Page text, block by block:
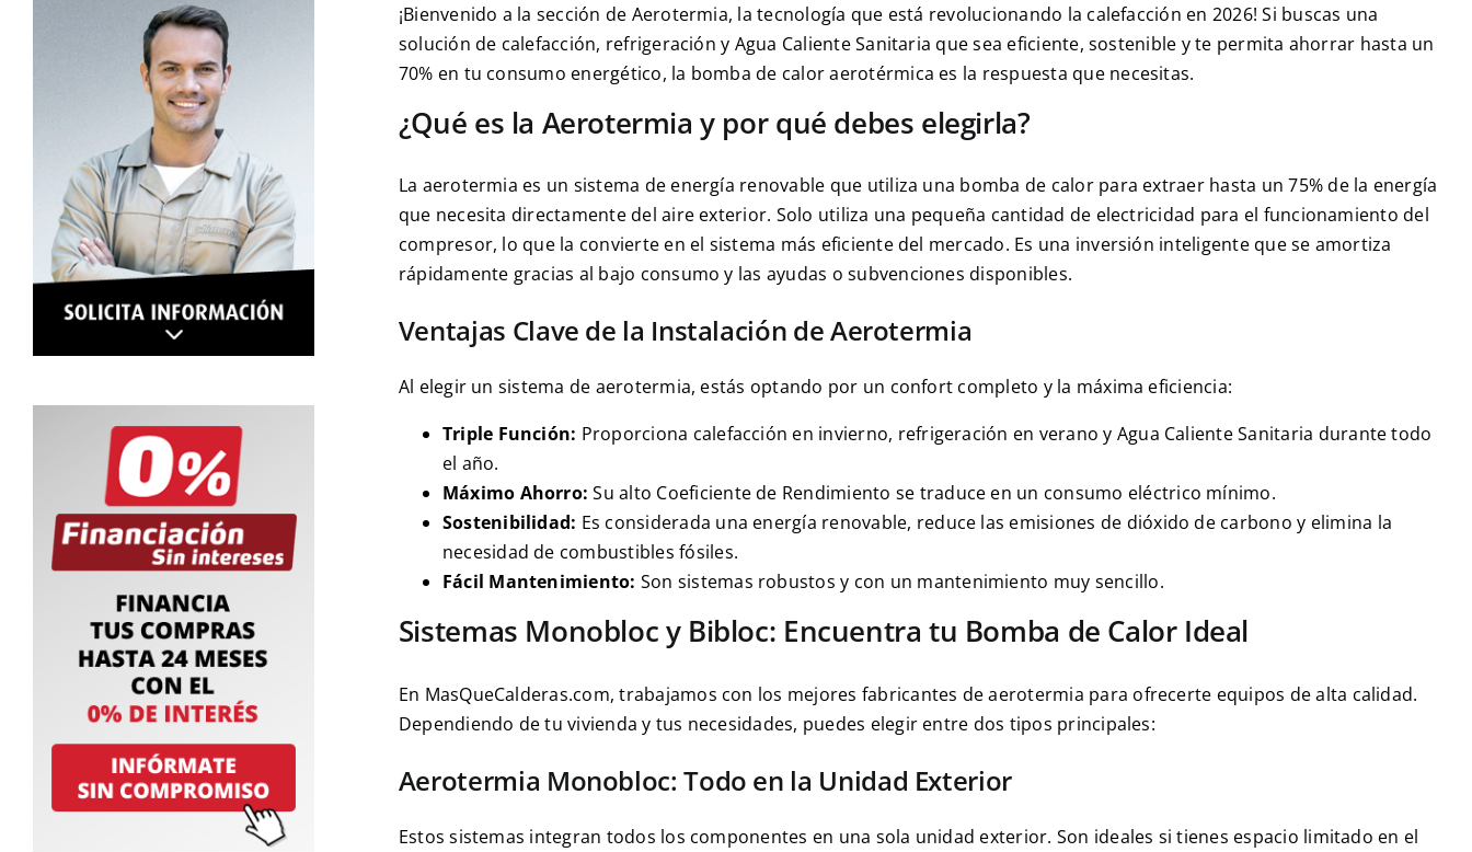
¡Bienvenido a la sección de Aerotermia, la tecnología que está revolucionando la calefacción en 2026! Si buscas una
solución de calefacción, refrigeración y Agua Caliente Sanitaria que sea eficiente, sostenible y te permita ahorrar hasta un
70% en tu consumo energético, la bomba de calor aerotérmica es la respuesta que necesitas.
¿Qué es la Aerotermia y por qué debes elegirla?
La aerotermia es un sistema de energía renovable que utiliza una bomba de calor para extraer hasta un 75% de la energía
que necesita directamente del aire exterior. Solo utiliza una pequeña cantidad de electricidad para el funcionamiento del
compresor, lo que la convierte en el sistema más eficiente del mercado. Es una inversión inteligente que se amortiza
rápidamente gracias al bajo consumo y las ayudas o subvenciones disponibles.
Ventajas Clave de la Instalación de Aerotermia
Al elegir un sistema de aerotermia, estás optando por un confort completo y la máxima eficiencia:
Triple Función: Proporciona calefacción en invierno, refrigeración en verano y Agua Caliente Sanitaria durante todo
el año.
Máximo Ahorro: Su alto Coeficiente de Rendimiento se traduce en un consumo eléctrico mínimo.
Sostenibilidad: Es considerada una energía renovable, reduce las emisiones de dióxido de carbono y elimina la
necesidad de combustibles fósiles.
Fácil Mantenimiento: Son sistemas robustos y con un mantenimiento muy sencillo.
Sistemas Monobloc y Bibloc: Encuentra tu Bomba de Calor Ideal
En MasQueCalderas.com, trabajamos con los mejores fabricantes de aerotermia para ofrecerte equipos de alta calidad.
Dependiendo de tu vivienda y tus necesidades, puedes elegir entre dos tipos principales:
Aerotermia Monobloc: Todo en la Unidad Exterior
Estos sistemas integran todos los componentes en una sola unidad exterior. Son ideales si tienes espacio limitado en el